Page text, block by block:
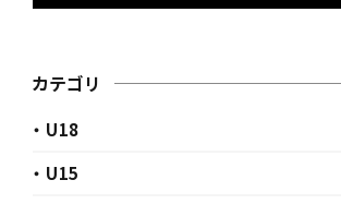
カテゴリ
・ U18
・ U15